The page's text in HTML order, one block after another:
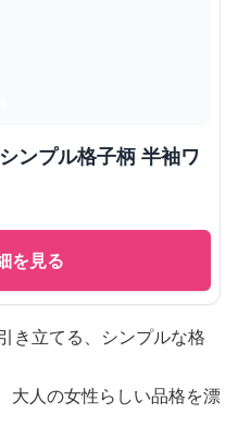
ンプル格子柄 半袖ワ
を見る
き立てる、シンプルな格
大人の女性らしい品格を漂